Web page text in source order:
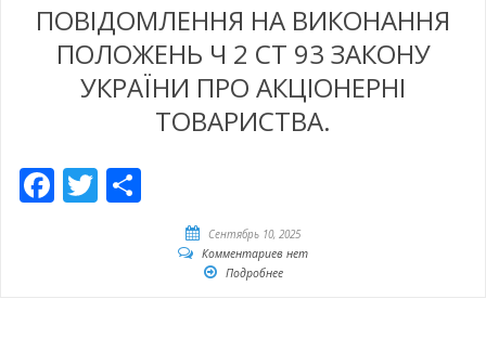
ПОВІДОМЛЕННЯ НА ВИКОНАННЯ
ПОЛОЖЕНЬ Ч 2 СТ 93 ЗАКОНУ
УКРАЇНИ ПРО АКЦІОНЕРНІ
ТОВАРИСТВА.
Facebook
Twitter
Сентябрь 10, 2025
Комментариев нет
Подробнее